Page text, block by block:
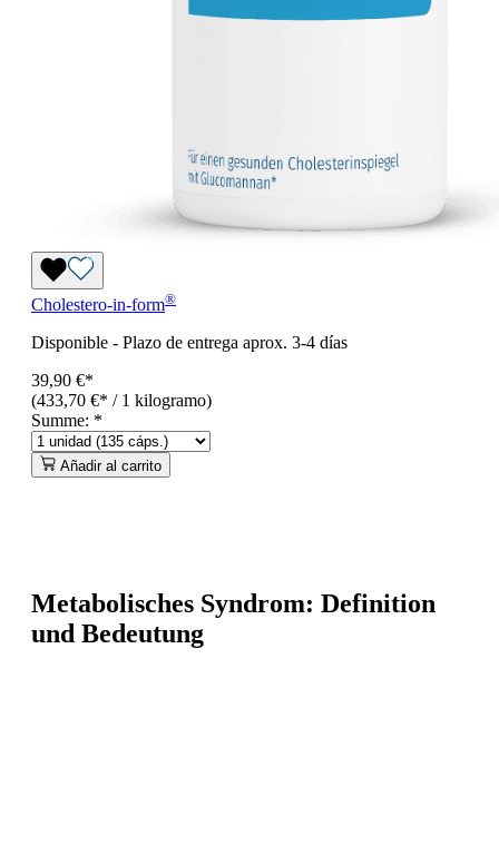
Cholestero-in-form®
Disponible - Plazo de entrega aprox. 3-4 días
39,90 €*
(433,70 €* / 1 kilogramo)
Summe: *
Añadir al carrito
Metabolisches Syndrom: Definition
und Bedeutung